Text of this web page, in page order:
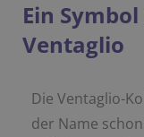
Ein
Ventaglio
Die Ventaglio-
der Name